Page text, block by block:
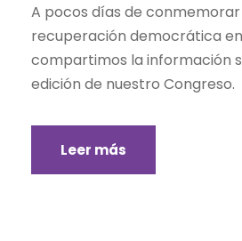
A pocos días de
recuperación democrática
compartimos la información
edición de nuestro Congreso.
Leer más